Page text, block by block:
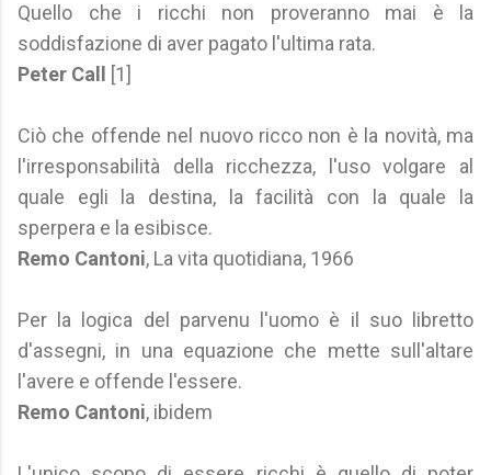
Quello che i ricchi non proveranno mai è la
soddisfazione di aver pagato l'ultima rata.
Peter Call
[1]
Ciò che offende nel nuovo ricco non è la novità, ma
l'irresponsabilità della ricchezza, l'uso volgare al
quale egli la destina, la facilità con la quale la
sperpera e la esibisce.
Remo Cantoni, La vita quotidiana, 1966
Per la logica del parvenu l'uomo è il suo libretto
d'assegni, in una equazione che mette sull'altare
l'avere e offende l'essere.
Remo Cantoni, ibidem